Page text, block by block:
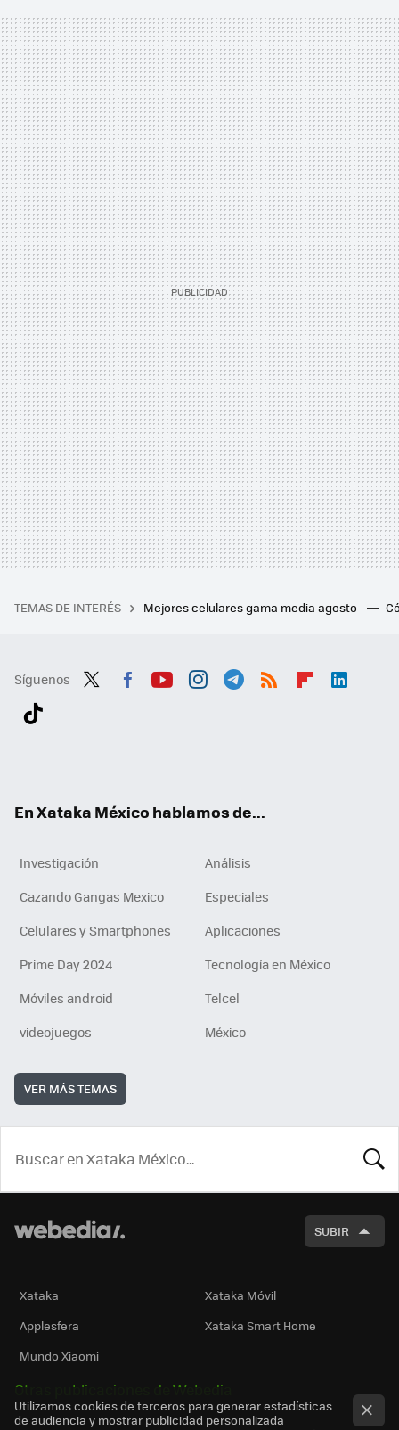
TEMAS DE INTERÉS Mejores celulares gama media agosto
Síguenos
En Xataka México hablamos de...
Investigación
Análisis
Cazando Gangas Mexico
Especiales
Celulares y Smartphones
Aplicaciones
Prime Day 2024
Tecnología en México
Móviles android
Telcel
videojuegos
México
VER MÁS TEMAS
SUBIR
Xataka
Xataka Móvil
Applesfera
Xataka Smart Home
Mundo Xiaomi
Otras publicaciones de Webedia
Utilizamos cookies de terceros para generar estadísticas
de audiencia y mostrar publicidad personalizada